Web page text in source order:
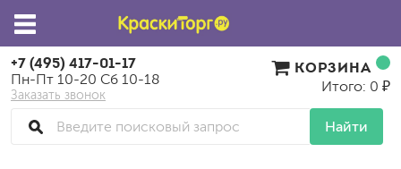
+7 (495) 417-01-17
Пн-Пт 10-20 Сб 10-18
Заказать звонок
Найти
КОРЗИНА
Итого: 0 ₽